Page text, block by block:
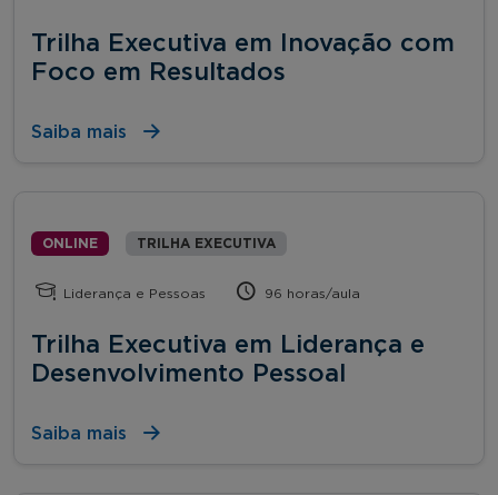
Trilha Executiva em Inovação com
Foco em Resultados
Saiba mais
ONLINE TRILHA EXECUTIVA
Liderança e Pessoas 96 horas/aula
Trilha Executiva em Liderança e
Desenvolvimento Pessoal
Saiba mais